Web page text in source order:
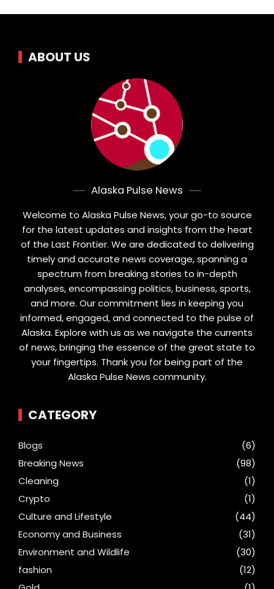
ABOUT US
Alaska Pulse News
Welcome to Alaska Pulse News, your go-to source
for the latest updates and insights from the heart
of the Last Frontier. We are dedicated to delivering
timely and accurate news coverage, spanning a
spectrum from breaking stories to in-depth
analyses, encompassing politics, business, sports,
and more. Our commitment lies in keeping you
informed, engaged, and connected to the pulse of
Alaska. Explore with us as we navigate the currents
of news, bringing the essence of the great state to
your fingertips. Thank you for being part of the
Alaska Pulse News community.
CATEGORY
Blogs
(6)
Breaking News
(98)
Cleaning
(1)
Crypto
(1)
Culture and Lifestyle
(44)
Economy and Business
(31)
Environment and Wildlife
(30)
fashion
(12)